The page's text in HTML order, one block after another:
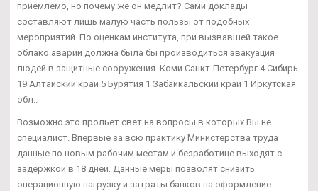
приемлемо, но почему же он медлит? Сами доклады
составляют лишь малую часть пользы от подобных
мероприятий. По оценкам института, при вызвавшей такое
облако аварии должна была бы производиться эвакуация
людей в защитные сооружения. Коми Санкт-Петербург 4 Сибирь
19 Алтайский край 5 Бурятия 1 Забайкальский край 1 Иркутская
обл..
Возможно это прольет свет на вопросы в которых Вы не
специалист. Впервые за всю практику Министерства труда
данные по новым рабочим местам и безработице выходят с
задержкой в 18 дней. Данные меры позволят снизить
операционную нагрузку и затраты банков на оформление